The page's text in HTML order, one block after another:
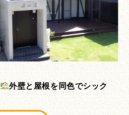
外壁と屋根を同色でシック